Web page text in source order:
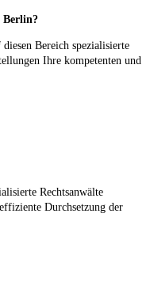
Berlin?
Bereich spezialisierte
Ihre kompetenten und
Rechtsanwälte
Durchsetzung der